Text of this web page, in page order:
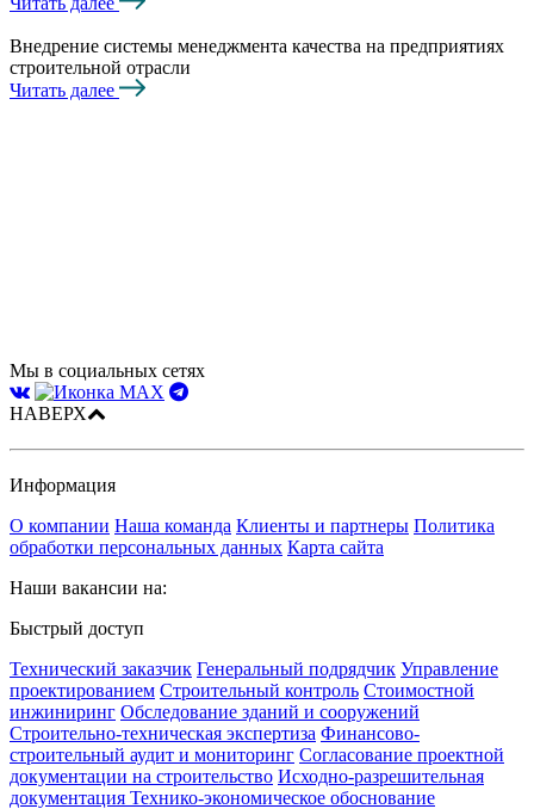
Внедрение системы менеджмента качества на предприятиях
строительной отрасли
Читать далее
Мы в социальных сетях
НАВЕРХ
Информация
О компании Наша команда Клиенты и партнеры Политика
обработки персональных данных Карта сайта
Наши вакансии на:
Быстрый доступ
Технический заказчик Генеральный подрядчик Управление
проектированием Строительный контроль Стоимостной
инжиниринг Обследование зданий и сооружений
Строительно-техническая экспертиза Финансово-
строительный аудит и мониторинг Согласование проектной
документации на строительство Исходно-разрешительная
документация Технико-экономическое обоснование